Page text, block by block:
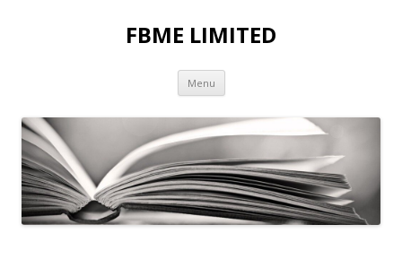
FBME LIMITED
Menu Skip to content